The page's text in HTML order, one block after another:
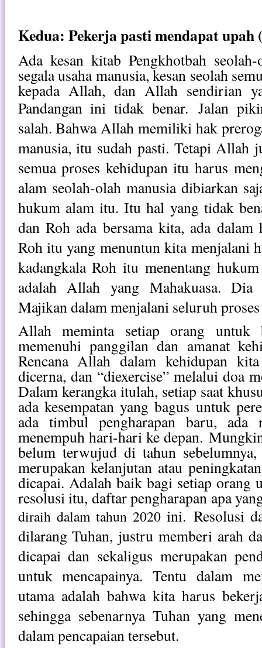
Kedua: Pekerja pasti mendapat upah
Ada kesan kitab Pengkhotbah
segala usaha manusia, kesan seolah
kepada Allah, dan Allah sendirian
Pandangan ini tidak benar. Jalan
salah. Bahwa Allah memiliki hak
manusia, itu sudah pasti. Tetapi Allah
semua proses kehidupan itu harus
alam seolah-olah manusia dibiarkan
hukum alam itu. Itu hal yang tidak
dan Roh ada bersama kita, ada
Roh itu yang menuntun kita menjalani
kadangkala Roh itu menentang
adalah Allah yang Mahakuasa.
Majikan dalam menjalani seluruh
Allah meminta setiap orang untuk
memenuhi panggilan dan amanat
Rencana Allah dalam kehidupan
dicerna, dan “diexercise” melalui doa
Dalam kerangka itulah, setiap saat
ada kesempatan yang bagus untuk
ada timbul pengharapan baru, ada
menempuh hari-hari ke depan.
belum terwujud di tahun
merupakan kelanjutan atau
dicapai. Adalah baik bagi setiap orang
resolusi itu, daftar pengharapan apa
diraih dalam tahun 2020ini. Resolusi
dilarang Tuhan, justru memberi arah
dicapai dan sekaligus merupakan
untuk mencapainya. Tentu dalam
utama adalah bahwa kita harus
sehingga sebenarnya Tuhan yang
dalam pencapaian tersebut.